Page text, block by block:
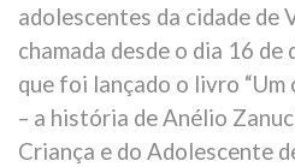
adolescentes da cidade de
chamada desde o dia 16 de
que foi lançado o livro
– a história de Anélio
Criança e do Adolescente